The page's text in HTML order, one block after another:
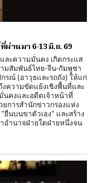
ผ่านมา 6-13 มิ.ย. 69
มั่นคง ​เกิดกระแส
มสัมพันธ์ไทย-จีน-กัมพูชา
รณ์ (อาวุธและรถถัง) ให้แก่
ความขัดแย้งเชิงพื้นที่และ
การสำนักข่าวกรองแห่ง
นบนขาตัวเอง" และสร้าง
อำนาจฝ่ายใดฝ่ายหนึ่งจน